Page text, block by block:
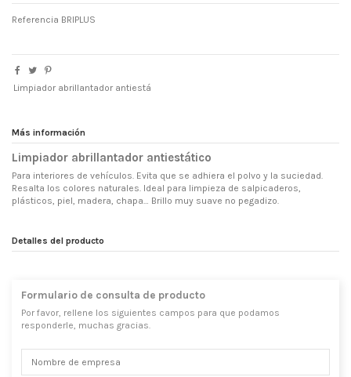
Referencia BRIPLUS
Limpiador abrillantador antiestá
Más información
Limpiador abrillantador antiestático
Para interiores de vehículos. Evita que se adhiera el polvo y la suciedad.
Resalta los colores naturales. Ideal para limpieza de salpicaderos,
plásticos, piel, madera, chapa… Brillo muy suave no pegadizo.
Detalles del producto
Formulario de consulta de producto
Por favor, rellene los siguientes campos para que podamos
responderle, muchas gracias.